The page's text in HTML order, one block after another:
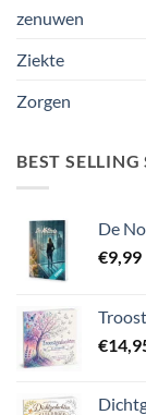
zenuwen
Ziekte
Zorgen
BEST SELLING
De
€9,99
€